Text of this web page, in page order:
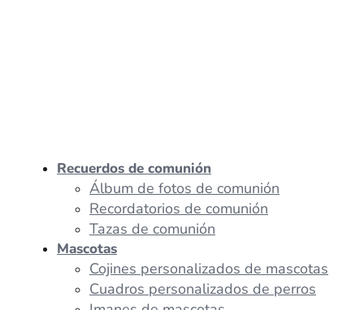
Recuerdos de comunión
Álbum de fotos de comunión
Recordatorios de comunión
Tazas de comunión
Mascotas
Cojines personalizados de mascotas
Cuadros personalizados de perros